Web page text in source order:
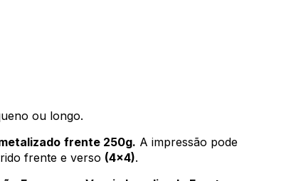
ou longo.
frente 250g. A impressão pode
frente e verso (4x4).